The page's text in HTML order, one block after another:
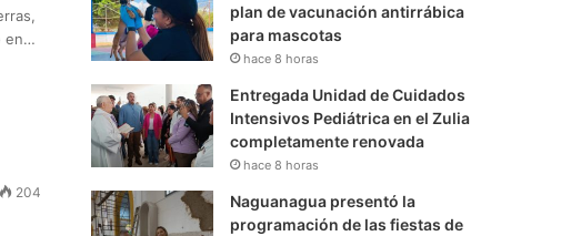
en…
204
plan de vacunación antirrábica
para mascotas
hace 8 horas
Entregada Unidad de Cuidados
Intensivos Pediátrica en el Zulia
completamente renovada
hace 8 horas
Naguanagua presentó la
programación de las fiestas de